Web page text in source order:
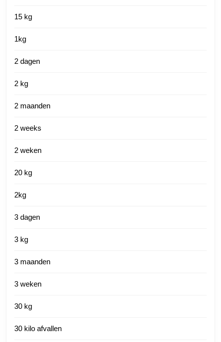
15 kg
1kg
2 dagen
2 kg
2 maanden
2 weeks
2 weken
20 kg
2kg
3 dagen
3 kg
3 maanden
3 weken
30 kg
30 kilo afvallen